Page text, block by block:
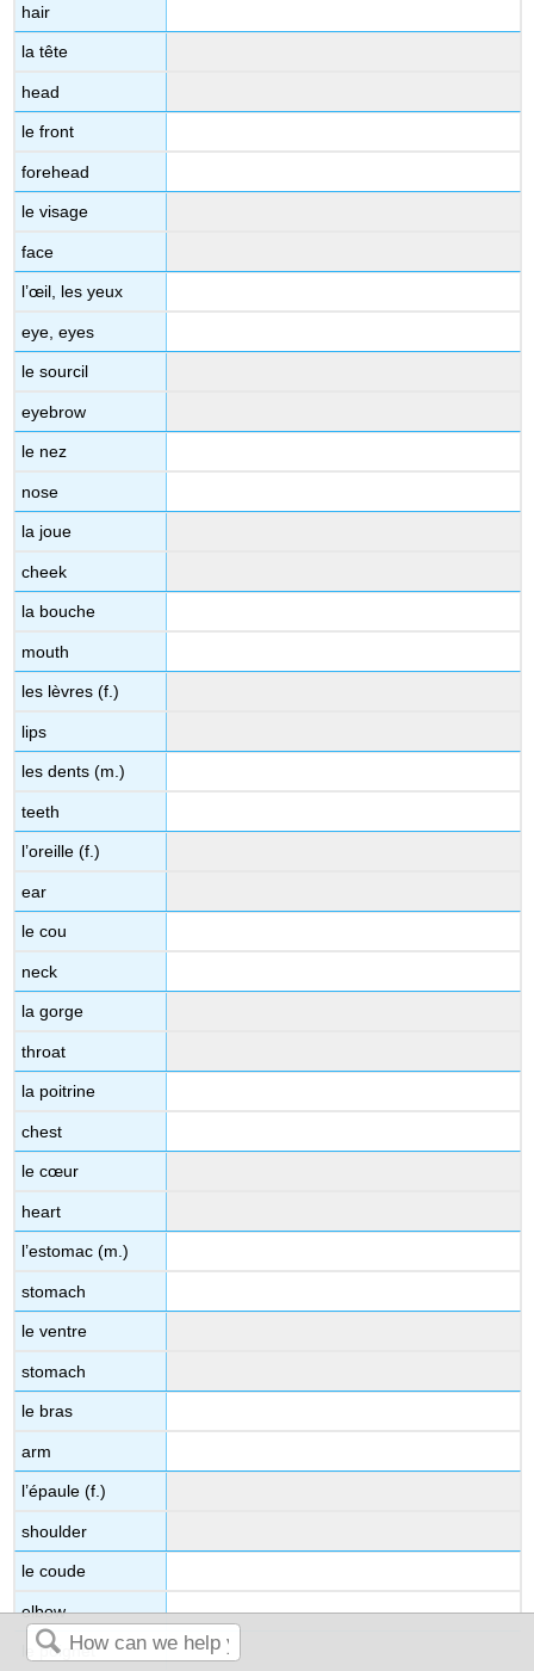
hair
la tête
head
le front
forehead
le visage
face
l’œil, les yeux
eye, eyes
le sourcil
eyebrow
le nez
nose
la joue
cheek
la bouche
mouth
les lèvres (f.)
lips
les dents (m.)
teeth
l’oreille (f.)
ear
le cou
neck
la gorge
throat
la poitrine
chest
le cœur
heart
l’estomac (m.)
stomach
le ventre
stomach
le bras
arm
l’épaule (f.)
shoulder
le coude
elbow
le poignet